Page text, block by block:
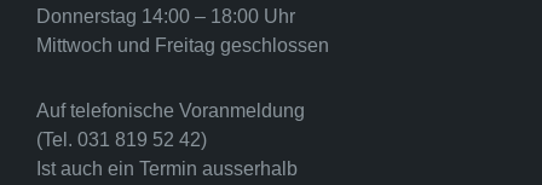
Donnerstag 14:00 – 18:00 Uhr
Mittwoch und Freitag geschlossen
Auf telefonische Voranmeldung
(Tel. 031 819 52 42)
Ist auch ein Termin ausserhalb